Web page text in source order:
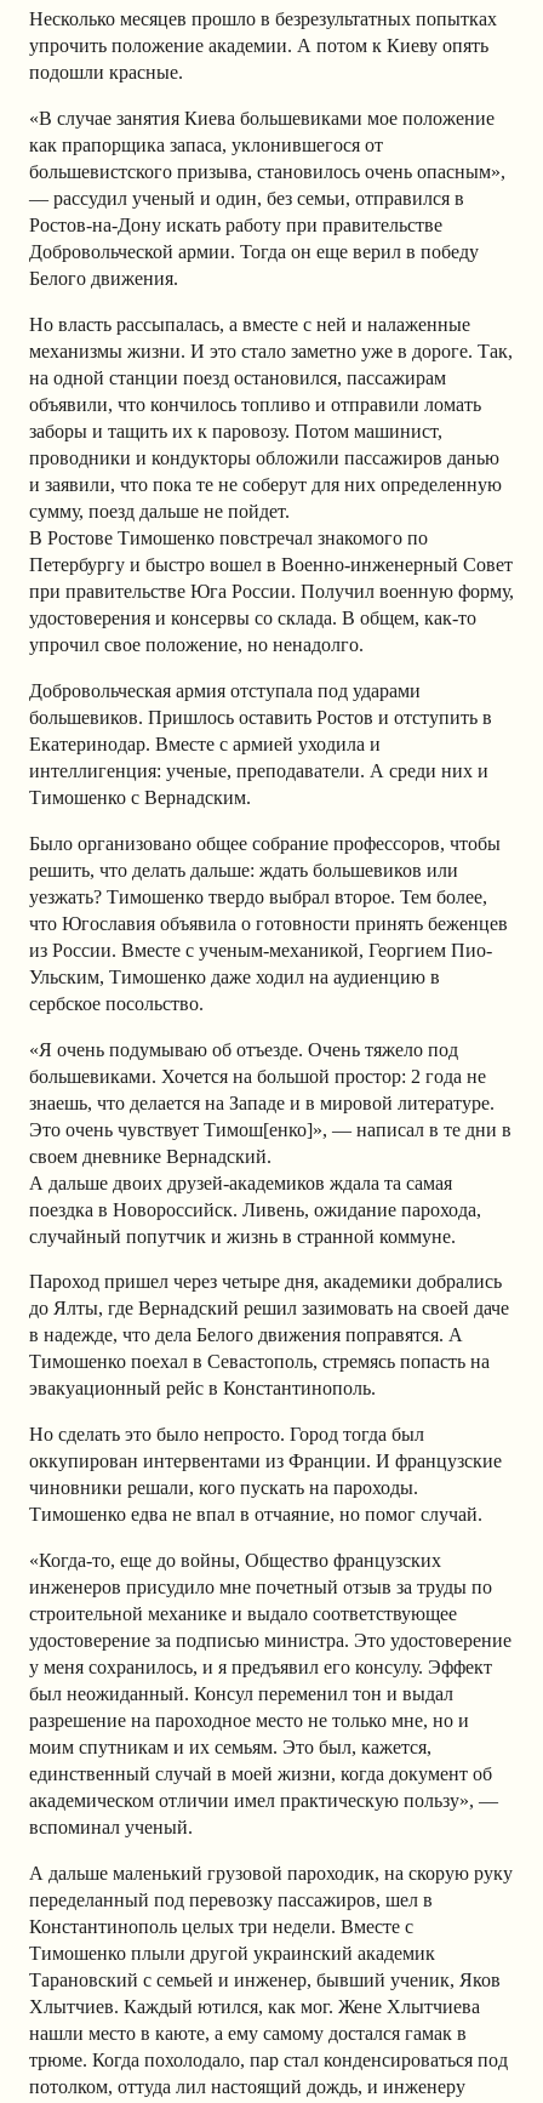
Несколько месяцев прошло в безрезультатных попытках
упрочить положение академии. А потом к Киеву опять
подошли красные.
«В случае занятия Киева большевиками мое положение
как прапорщика запаса, уклонившегося от
большевистского призыва, становилось очень опасным»,
— рассудил ученый и один, без семьи, отправился в
Ростов-на-Дону искать работу при правительстве
Добровольческой армии. Тогда он еще верил в победу
Белого движения.
Но власть рассыпалась, а вместе с ней и налаженные
механизмы жизни. И это стало заметно уже в дороге. Так,
на одной станции поезд остановился, пассажирам
объявили, что кончилось топливо и отправили ломать
заборы и тащить их к паровозу. Потом машинист,
проводники и кондукторы обложили пассажиров данью
и заявили, что пока те не соберут для них определенную
сумму, поезд дальше не пойдет.
В Ростове Тимошенко повстречал знакомого по
Петербургу и быстро вошел в Военно-инженерный Совет
при правительстве Юга России. Получил военную форму,
удостоверения и консервы со склада. В общем, как-то
упрочил свое положение, но ненадолго.
Добровольческая армия отступала под ударами
большевиков. Пришлось оставить Ростов и отступить в
Екатеринодар. Вместе с армией уходила и
интеллигенция: ученые, преподаватели. А среди них и
Тимошенко с Вернадским.
Было организовано общее собрание профессоров, чтобы
решить, что делать дальше: ждать большевиков или
уезжать? Тимошенко твердо выбрал второе. Тем более,
что Югославия объявила о готовности принять беженцев
из России. Вместе с ученым-механикой, Георгием Пио-
Ульским, Тимошенко даже ходил на аудиенцию в
сербское посольство.
«Я очень подумываю об отъезде. Очень тяжело под
большевиками. Хочется на большой простор: 2 года не
знаешь, что делается на Западе и в мировой литературе.
Это очень чувствует Тимош[енко]», — написал в те дни в
своем дневнике Вернадский.
А дальше двоих друзей-академиков ждала та самая
поездка в Новороссийск. Ливень, ожидание парохода,
случайный попутчик и жизнь в странной коммуне.
Пароход пришел через четыре дня, академики добрались
до Ялты, где Вернадский решил зазимовать на своей даче
в надежде, что дела Белого движения поправятся. А
Тимошенко поехал в Севастополь, стремясь попасть на
эвакуационный рейс в Константинополь.
Но сделать это было непросто. Город тогда был
оккупирован интервентами из Франции. И французские
чиновники решали, кого пускать на пароходы.
Тимошенко едва не впал в отчаяние, но помог случай.
«Когда‑то, еще до войны, Общество французских
инженеров присудило мне почетный отзыв за труды по
строительной механике и выдало соответствующее
удостоверение за подписью министра. Это удостоверение
у меня сохранилось, и я предъявил его консулу. Эффект
был неожиданный. Консул переменил тон и выдал
разрешение на пароходное место не только мне, но и
моим спутникам и их семьям. Это был, кажется,
единственный случай в моей жизни, когда документ об
академическом отличии имел практическую пользу», —
вспоминал ученый.
А дальше маленький грузовой пароходик, на скорую руку
переделанный под перевозку пассажиров, шел в
Константинополь целых три недели. Вместе с
Тимошенко плыли другой украинский академик
Тарановский с семьей и инженер, бывший ученик, Яков
Хлытчиев. Каждый ютился, как мог. Жене Хлытчиева
нашли место в каюте, а ему самому достался гамак в
трюме. Когда похолодало, пар стал конденсироваться под
потолком, оттуда лил настоящий дождь, и инженеру